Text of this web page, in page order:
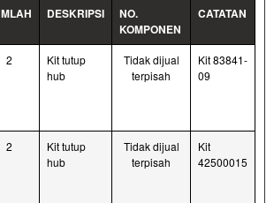
DESKRIPSI
NO.
KOMPONEN
CATATAN
2
Kit tutup
hub
Tidak dijual
terpisah
Kit 83841-
09
2
Kit tutup
hub
Tidak dijual
terpisah
Kit
42500015